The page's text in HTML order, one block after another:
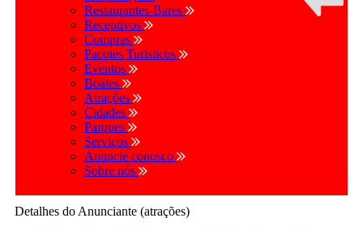
Restaurantes-Bares
Receptivos
Compras
Pacotes Turísticos
Eventos
Boates
Atrações
Cidades
Parques
Serviços
Anuncie conosco
Sobre nós
Detalhes do Anunciante (atrações)